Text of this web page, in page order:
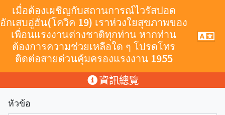
跳至主要內容
เมื่อต้องเผชิญกับสถานการณ์ไวรัสปอด
อักเสบอู่ฮั่น(โควิค 19) เราห่วงใยสุขภาพของ
เพื่อนแรงงานต่างชาติทุกท่าน หากท่าน
ต้องการความช่วยเหลือใด ๆ โปรดโทร
ติดต่อสายด่วนคุ้มครองแรงงาน 1955
手
機
按
鈕
資訊總覽
หัวข้อ